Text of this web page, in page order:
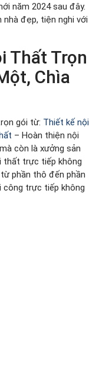
năm 2024 sau đây.
nhà đẹp, tiện nghi với
Thất Trọn
Chìa
gói từ: Thiết kế nội
– Hoàn thiện nội
còn là xưởng sản
thất trực tiếp không
phần thô đến phần
công trực tiếp không